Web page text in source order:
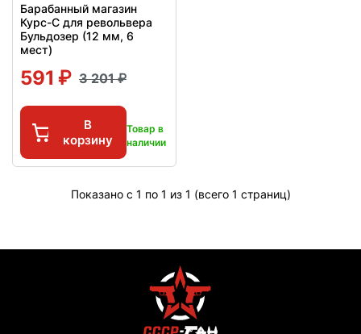
Барабанный магазин
Курс-С для револьвера
Бульдозер (12 мм, 6
мест)
591 3 201
В
корзину
Товар в
наличии
Показано с 1 по 1 из 1 (всего 1 страниц)